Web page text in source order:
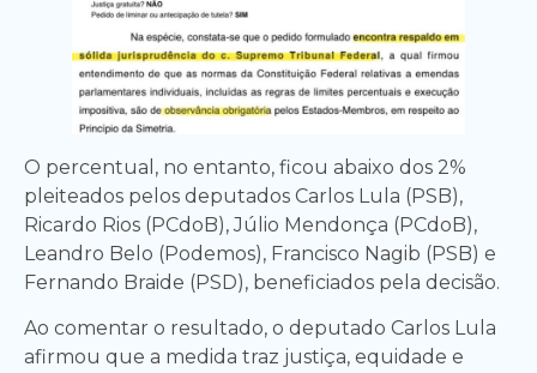
O percentual, no entanto, ficou abaixo dos 2%
pleiteados pelos deputados Carlos Lula (PSB),
Ricardo Rios (PCdoB), Júlio Mendonça (PCdoB),
Leandro Belo (Podemos), Francisco Nagib (PSB) e
Fernando Braide (PSD), beneficiados pela decisão.
Ao comentar o resultado, o deputado Carlos Lula
afirmou que a medida traz justiça, equidade e